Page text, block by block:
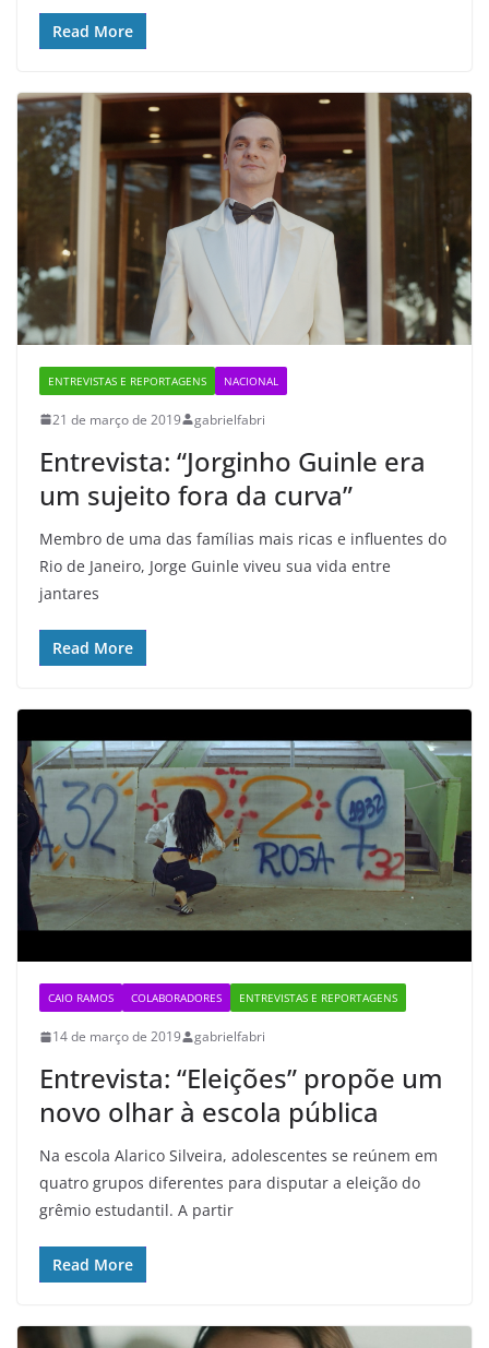
Read More
ENTREVISTAS E REPORTAGENS NACIONAL
21 de março de 2019 gabrielfabri
Entrevista: “Jorginho Guinle era
um sujeito fora da curva”
Membro de uma das famílias mais ricas e influentes do
Rio de Janeiro, Jorge Guinle viveu sua vida entre
jantares
Read More
CAIO RAMOS COLABORADORES ENTREVISTAS E REPORTAGENS
14 de março de 2019 gabrielfabri
Entrevista: “Eleições” propõe um
novo olhar à escola pública
Na escola Alarico Silveira, adolescentes se reúnem em
quatro grupos diferentes para disputar a eleição do
grêmio estudantil. A partir
Read More